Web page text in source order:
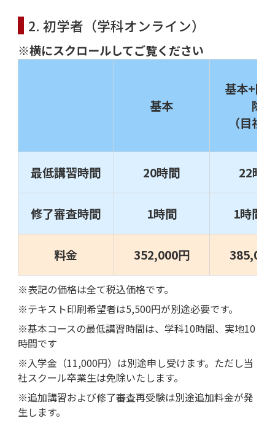
2. 初学者（学科オンライン）
※横にスクロールしてご覧ください
基本
基本+限
除
（目視
最低講習時間 20時間 22時
修了審査時間 1時間 1時間
料金 352,000円
※表記の価格は全て税込価格です。
※テキスト印刷希望者は5,500円が別途必要です。
※基本コースの最低講習時間は、学科10時間、実地10
時間です
※入学金（11,000円）は別途申し受けます。ただし当
社スクール卒業生は免除いたします。
※追加講習および修了審査再受験は別途追加料金が発
生します。